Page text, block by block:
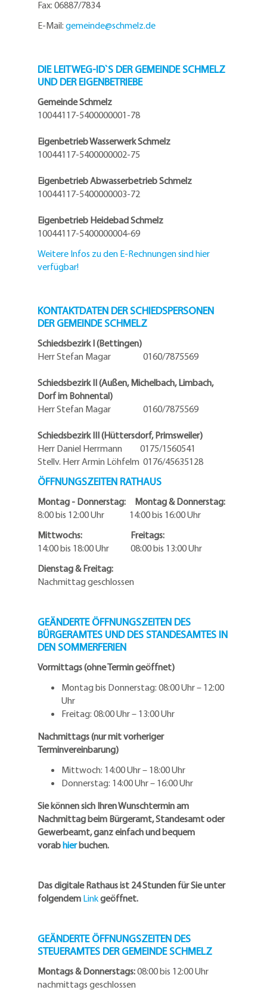
Fax: 06887/7834
E-Mail: gemeinde@schmelz.de
DIE LEITWEG-ID`S DER GEMEINDE SCHMELZ
UND DER EIGENBETRIEBE
Gemeinde Schmelz
10044117-5400000001-78
Eigenbetrieb Wasserwerk Schmelz
10044117-5400000002-75
Eigenbetrieb Abwasserbetrieb Schmelz
10044117-5400000003-72
Eigenbetrieb Heidebad Schmelz
10044117-5400000004-69
Weitere Infos zu den E-Rechnungen sind hier
verfügbar!
KONTAKTDATEN DER SCHIEDSPERSONEN
DER GEMEINDE SCHMELZ
Schiedsbezirk I (Bettingen)
Herr Stefan Magar 0160/7875569
Schiedsbezirk II (Außen, Michelbach, Limbach,
Dorf im Bohnental)
Herr Stefan Magar 0160/7875569
Schiedsbezirk III (Hüttersdorf, Primsweiler)
Herr Daniel Herrmann 0175/1560541
Stellv. Herr Armin Löhfelm 0176/45635128
ÖFFNUNGSZEITEN RATHAUS
Montag - Donnerstag: Montag & Donnerstag:
8:00 bis 12:00 Uhr 14:00 bis 16:00 Uhr
Mittwochs: Freitags:
14:00 bis 18:00 Uhr 08:00 bis 13:00 Uhr
Dienstag & Freitag:
Nachmittag geschlossen
GEÄNDERTE ÖFFNUNGSZEITEN DES
BÜRGERAMTES UND DES STANDESAMTES IN
DEN SOMMERFERIEN
Vormittags (ohne Termin geöffnet)
Montag bis Donnerstag: 08:00 Uhr – 12:00
Uhr
Freitag: 08:00 Uhr – 13:00 Uhr
Nachmittags (nur mit vorheriger
Terminvereinbarung)
Mittwoch: 14:00 Uhr – 18:00 Uhr
Donnerstag: 14:00 Uhr – 16:00 Uhr
Sie können sich Ihren Wunschtermin am
Nachmittag beim Bürgeramt, Standesamt oder
Gewerbeamt, ganz einfach und bequem
vorabhierbuchen.
Das digitale Rathaus ist 24 Stunden für Sie unter
folgendem Linkgeöffnet.
GEÄNDERTE ÖFFNUNGSZEITEN DES
STEUERAMTES DER GEMEINDE SCHMELZ
Montags & Donnerstags:08:00 bis 12:00 Uhr
nachmittags geschlossen